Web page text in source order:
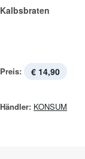
Kalbsbraten
Preis: € 14,90
Händler: KONSUM